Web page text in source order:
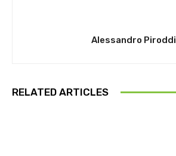
Alessandro Piroddi
RELATED ARTICLES